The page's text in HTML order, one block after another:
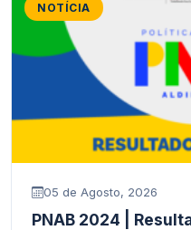
NOTÍCIA
05 de Agosto, 2026
PNAB 2024 |